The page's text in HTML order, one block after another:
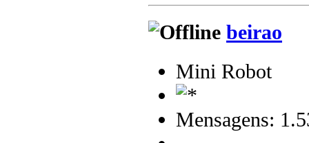
beirao
Mini Robot
Mensagens: